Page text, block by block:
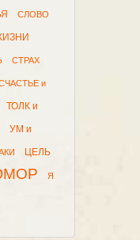
СЛОВО
СТРАХ
и
ТОЛК и
УМ и
ЦЕЛЬ
Я